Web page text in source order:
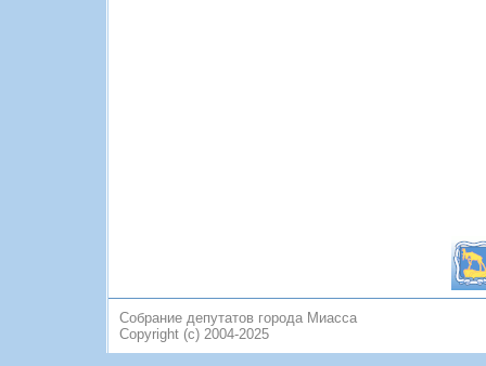
Собрание депутатов города Миасса
Copyright (c) 2004-2025